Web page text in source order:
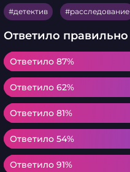
детектив расследование
Ответило правильно
Ответило 87%
Ответило 87%
Ответило 62%
Ответило 62%
Ответило 81%
Ответило 81%
Ответило 54%
Ответило 54%
Ответило 91%
Ответило 91%